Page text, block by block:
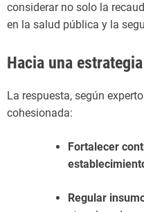
considerar no solo la
en la salud pública y la
Hacia una
La respuesta, según
cohesionada:
Fortalecer
Regular